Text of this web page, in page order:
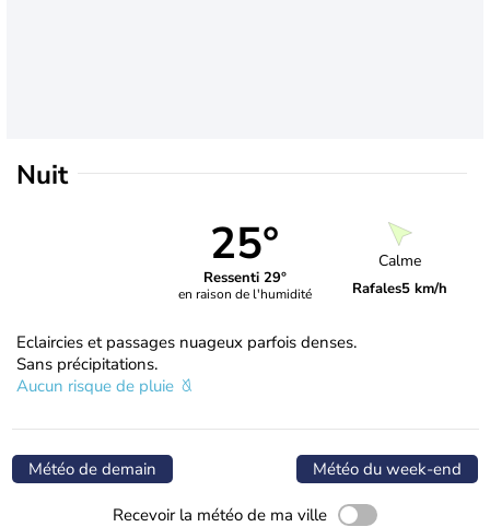
Nuit
25°
Ressenti 29°
en raison de l'humidité
Calme
Rafales5 km/h
Eclaircies et passages nuageux parfois denses.
Sans précipitations.
Aucun risque de pluie
Météo de demain Météo du week-end
Recevoir la météo de ma ville